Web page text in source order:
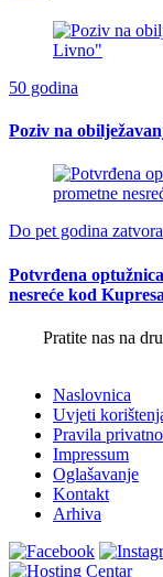
50 godina
Poziv na
Do pet godina zatvora
Potvrđena
nesreće kod
Pratite nas na
Naslovnica
Uvjeti
Pravila
Impressum
Oglašavanje
Kontakt
Arhiva